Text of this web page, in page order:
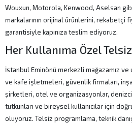
Wouxun, Motorola, Kenwood, Aselsan
markalarının orijinal ürünlerini, rekabetçi
garantisiyle kapınıza teslim ediyoruz.
Her Kullanıma Özel
İstanbul Eminönü merkezli mağazamız
ve kafe işletmeleri, güvenlik firmaları,
şirketleri, otel ve organizasyonlar,
tutkunları ve bireysel kullanıcılar için
oluyoruz. Telsiz programlama, teknik